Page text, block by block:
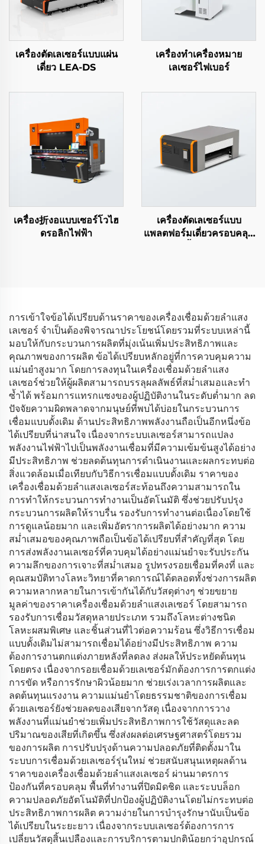
เครื่องตัดเลเซอร์แบบแผ่น
เดี่ยว LEA-DS
เครื่องทำเครื่องหมาย
เลเซอร์ไฟเบอร์
เครื่อง折งอแบบเซอร์โวไฮ
ดรอลิกไฟฟ้า
เครื่องตัดเลเซอร์แบบ
แพลตฟอร์มเดี่ยวครอบคลุม
การเข้าใจข้อได้เปรียบด้านราคาของเครื่องเชื่อมด้วยลำแสง
เลเซอร์ จำเป็นต้องพิจารณาประโยชน์โดยรวมที่ระบบเหล่านี้
มอบให้กับกระบวนการผลิตที่มุ่งเน้นเพิ่มประสิทธิภาพและ
คุณภาพของการผลิต ข้อได้เปรียบหลักอยู่ที่การควบคุมความ
แม่นยำสูงมาก โดยการลงทุนในเครื่องเชื่อมด้วยลำแสง
เลเซอร์ช่วยให้ผู้ผลิตสามารถบรรลุผลลัพธ์ที่สม่ำเสมอและทำ
ซ้ำได้ พร้อมการแทรกแซงของผู้ปฏิบัติงานในระดับต่ำมาก ลด
ปัจจัยความผิดพลาดจากมนุษย์ที่พบได้บ่อยในกระบวนการ
เชื่อมแบบดั้งเดิม ด้านประสิทธิภาพพลังงานถือเป็นอีกหนึ่งข้อ
ได้เปรียบที่น่าสนใจ เนื่องจากระบบเลเซอร์สามารถแปลง
พลังงานไฟฟ้าไปเป็นพลังงานเชื่อมที่มีความเข้มข้นสูงได้อย่าง
มีประสิทธิภาพ ช่วยลดต้นทุนการดำเนินงานและผลกระทบต่อ
สิ่งแวดล้อมเมื่อเทียบกับวิธีการเชื่อมแบบดั้งเดิม ราคาของ
เครื่องเชื่อมด้วยลำแสงเลเซอร์สะท้อนถึงความสามารถใน
การทำให้กระบวนการทำงานเป็นอัตโนมัติ ซึ่งช่วยปรับปรุง
กระบวนการผลิตให้ราบรื่น รองรับการทำงานต่อเนื่องโดยใช้
การดูแลน้อยมาก และเพิ่มอัตราการผลิตได้อย่างมาก ความ
สม่ำเสมอของคุณภาพถือเป็นข้อได้เปรียบที่สำคัญที่สุด โดย
การส่งพลังงานเลเซอร์ที่ควบคุมได้อย่างแม่นยำจะรับประกัน
ความลึกของการเจาะที่สม่ำเสมอ รูปทรงรอยเชื่อมที่คงที่ และ
คุณสมบัติทางโลหะวิทยาที่คาดการณ์ได้ตลอดทั้งช่วงการผลิต
ความหลากหลายในการเข้ากันได้กับวัสดุต่างๆ ช่วยขยาย
มูลค่าของราคาเครื่องเชื่อมด้วยลำแสงเลเซอร์ โดยสามารถ
รองรับการเชื่อมวัสดุหลายประเภท รวมถึงโลหะต่างชนิด
โลหะผสมพิเศษ และชิ้นส่วนที่ไวต่อความร้อน ซึ่งวิธีการเชื่อม
แบบดั้งเดิมไม่สามารถเชื่อมได้อย่างมีประสิทธิภาพ ความ
ต้องการงานตกแต่งภายหลังที่ลดลง ส่งผลให้ประหยัดต้นทุน
โดยตรง เนื่องจากรอยเชื่อมด้วยเลเซอร์มักต้องการการตกแต่ง
การขัด หรือการรักษาผิวน้อยมาก ช่วยเร่งเวลาการผลิตและ
ลดต้นทุนแรงงาน ความแม่นยำโดยธรรมชาติของการเชื่อม
ด้วยเลเซอร์ยังช่วยลดของเสียจากวัสดุ เนื่องจากการวาง
พลังงานที่แม่นยำช่วยเพิ่มประสิทธิภาพการใช้วัสดุและลด
ปริมาณของเสียที่เกิดขึ้น ซึ่งส่งผลต่อเศรษฐศาสตร์โดยรวม
ของการผลิต การปรับปรุงด้านความปลอดภัยที่ติดตั้งมาใน
ระบบการเชื่อมด้วยเลเซอร์รุ่นใหม่ ช่วยสนับสนุนเหตุผลด้าน
ราคาของเครื่องเชื่อมด้วยลำแสงเลเซอร์ ผ่านมาตรการ
ป้องกันที่ครอบคลุม พื้นที่ทำงานที่ปิดมิดชิด และระบบล็อก
ความปลอดภัยอัตโนมัติที่ปกป้องผู้ปฏิบัติงานโดยไม่กระทบต่อ
ประสิทธิภาพการผลิต ความง่ายในการบำรุงรักษานับเป็นข้อ
ได้เปรียบในระยะยาว เนื่องจากระบบเลเซอร์ต้องการการ
เปลี่ยนวัสดุสิ้นเปลืองและการบริการตามปกติน้อยกว่าอุปกรณ์